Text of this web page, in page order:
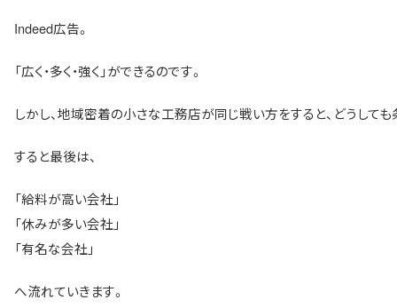
Indeed広告。
「広く・多く・強く」ができるのです。
しかし、地域密着の小さな工務店が同じ戦い方をすると、どうして
すると最後は、
「給料が高い会社」
「休みが多い会社」
「有名な会社」
へ流れていきます。